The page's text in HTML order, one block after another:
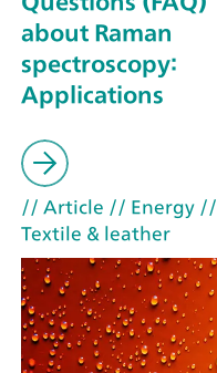
about Raman
spectroscopy:
Applications
// Article // Energy //
Textile & leather